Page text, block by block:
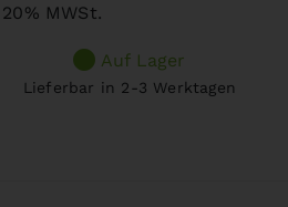
MWSt.
Auf Lager
Lieferbar in 2-3 Werktagen